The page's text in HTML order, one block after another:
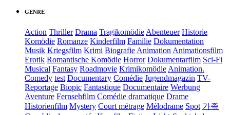
GENRE
Action Thriller Drama Tragikomödie Abenteuer Historie
Komödie Romanze Kinderfilm Familie Dokumentation
Musik Kriegsfilm Krimi Biografie Animation Animationsfilm
Erotik Romantische Komödie Horror Dokumentarfilm Sci-Fi
Musical Fantasy Roadmovie Krimikomödie Animation.
Comedy test Documentary Comédie Jugendmagazin TV-
Reportage Biopic Fantastique Documentaire Werbung
Aventure Fernsehfilm Comédie dramatique Drame
Historienfilm Mystery Court métrage Mélodrame Spot 가족